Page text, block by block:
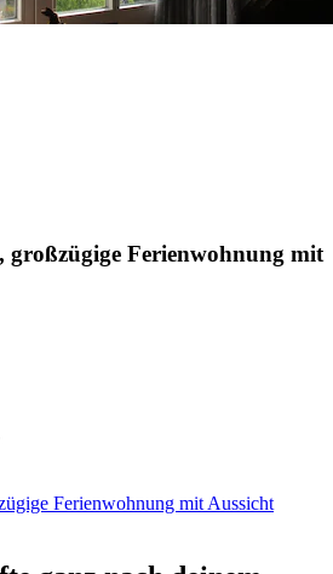
großzügige Ferienwohnung mit
Ferienwohnung mit Aussicht